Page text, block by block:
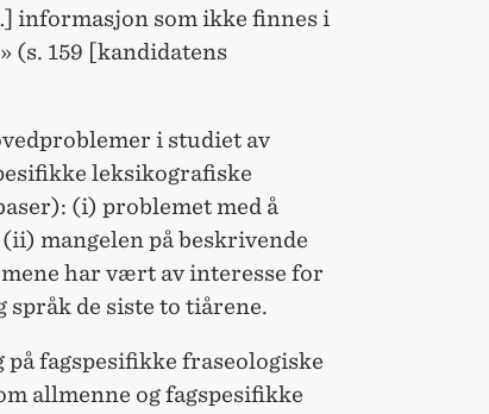
informasjon som ikke finnes i
(s. 159 [kandidatens
i studiet av
leksikografiske
(i) problemet med å
mangelen på beskrivende
har vært av interesse for
de siste to tiårene.
fagspesifikke fraseologiske
allmenne og fagspesifikke